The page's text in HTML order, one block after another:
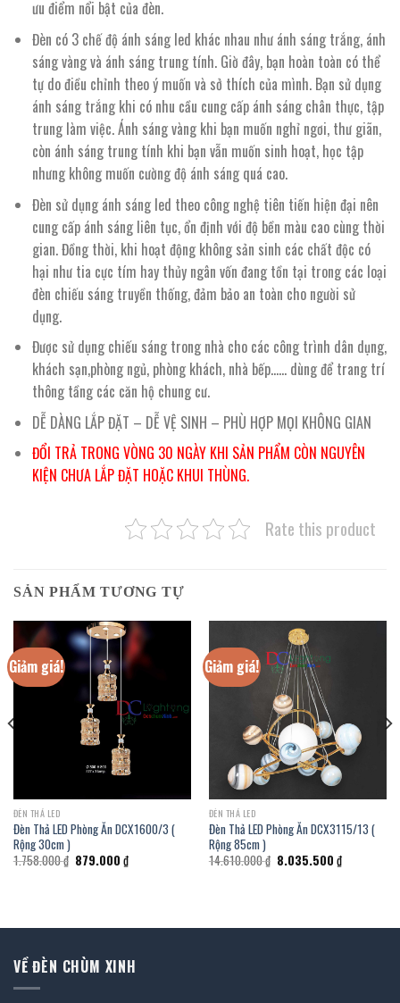
ưu điểm nổi bật của đèn.
Đèn có 3 chế độ ánh sáng led khác nhau như ánh sáng trắng, ánh
sáng vàng và ánh sáng trung tính. Giờ đây, bạn hoàn toàn có thể
tự do điều chỉnh theo ý muốn và sở thích của mình. Bạn sử dụng
ánh sáng trắng khi có nhu cầu cung cấp ánh sáng chân thực, tập
trung làm việc. Ánh sáng vàng khi bạn muốn nghỉ ngơi, thư giãn,
còn ánh sáng trung tính khi bạn vẫn muốn sinh hoạt, học tập
nhưng không muốn cường độ ánh sáng quá cao.
Đèn sử dụng ánh sáng led theo công nghệ tiên tiến hiện đại nên
cung cấp ánh sáng liên tục, ổn định với độ bền màu cao cùng thời
gian. Đồng thời, khi hoạt động không sản sinh các chất độc có
hại như tia cực tím hay thủy ngân vốn đang tồn tại trong các loại
đèn chiếu sáng truyền thống, đảm bảo an toàn cho người sử
dụng.
Được sử dụng chiếu sáng trong nhà cho các công trình dân dụng,
khách sạn,phòng ngủ, phòng khách, nhà bếp…… dùng để trang trí
thông tầng các căn hộ chung cư.
DỄ DÀNG LẮP ĐẶT – DỄ VỆ SINH – PHÙ HỢP MỌI KHÔNG GIAN
ĐỔI TRẢ TRONG VÒNG 30 NGÀY KHI SẢN PHẨM CÒN NGUYÊN
KIỆN CHƯA LẮP ĐẶT HOẶC KHUI THÙNG.
Rate this product
SẢN PHẨM TƯƠNG TỰ
Giảm giá!
ĐÈN THẢ LED
Đèn Thả LED Phòng Ăn DCX1600/3 (
Rộng 30cm )
1.758.000₫ Giá
gốc
879.000 ₫Giá
hiện
Giảm giá!
ĐÈN THẢ LED
Đèn Thả LED Phòng Ăn DCX3115/13 (
Rộng 85cm )
14.610.000₫ Giá
gốc
8.035.500 ₫Giá
hiện
VỀ ĐÈN CHÙM XINH